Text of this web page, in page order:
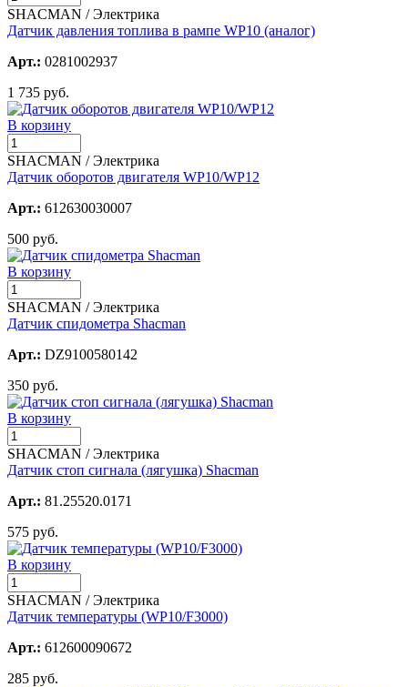
SHACMAN / Электрика
Датчик давления топлива в рампе WP10 (аналог)
Арт.: 0281002937
1 735 руб.
В корзину
SHACMAN / Электрика
Датчик оборотов двигателя WP10/WP12
Арт.: 612630030007
500 руб.
В корзину
SHACMAN / Электрика
Датчик спидометра Shacman
Арт.: DZ9100580142
350 руб.
В корзину
SHACMAN / Электрика
Датчик стоп сигнала (лягушка) Shacman
Арт.: 81.25520.0171
575 руб.
В корзину
SHACMAN / Электрика
Датчик температуры (WP10/F3000)
Арт.: 612600090672
285 руб.